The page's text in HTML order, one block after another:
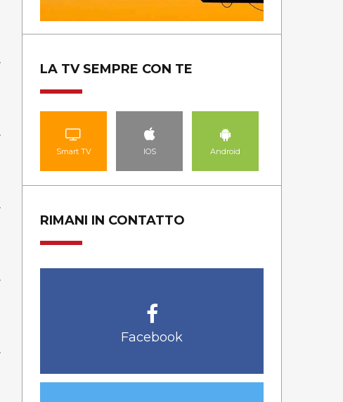
LA TV SEMPRE CON TE
Smart TV IOS Android
RIMANI IN CONTATTO
Facebook